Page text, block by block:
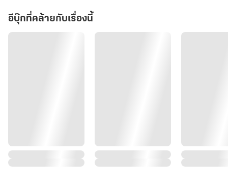
อีบุ๊กที่คล้ายกับเรื่องนี้